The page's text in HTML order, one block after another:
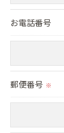
必要な情報
のサービス
予めご了承
＜個人情報
いて＞
当社では、
お電話番号
郵便番号 ※